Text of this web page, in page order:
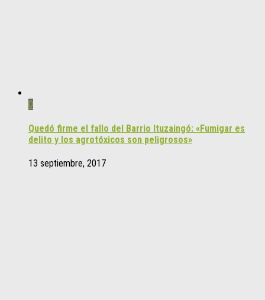
0
Quedó firme el fallo del Barrio Ituzaingó: «Fumigar es
delito y los agrotóxicos son peligrosos»
13 septiembre, 2017